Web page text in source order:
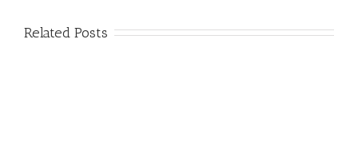
Related Posts